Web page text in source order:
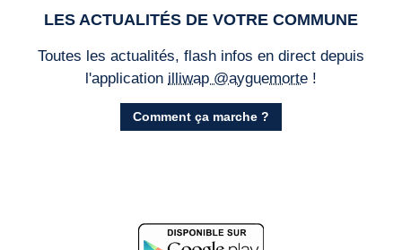
LES ACTUALITÉS DE VOTRE COMMUNE
Toutes les actualités, flash infos en direct depuis
l'application illiwap @ayguemorte !
Comment ça marche ?